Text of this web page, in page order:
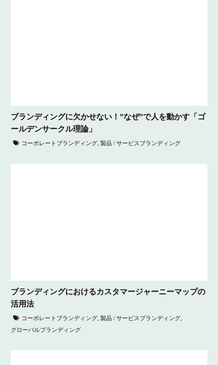
ブランディングに欠かせない！”なぜ”で人を動かす「ゴ
ールデンサークル理論」
コーポレートブランディング,製品 / サービスブランディング
ブランディングにおけるカスタマージャーニーマップの
活用法
コーポレートブランディング ,製品 / サービスブランディング
グローバルブランディング